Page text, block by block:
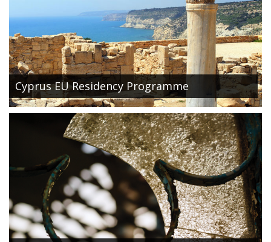
Cyprus EU Residency Programme